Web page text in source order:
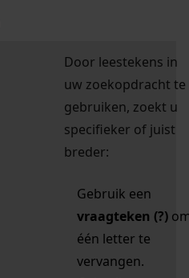
Door leestekens in
uw zoekopdracht te
gebruiken, zoekt u
specifieker of juist
breder:
Gebruik een
vraagteken (?)
één letter te
vervangen.